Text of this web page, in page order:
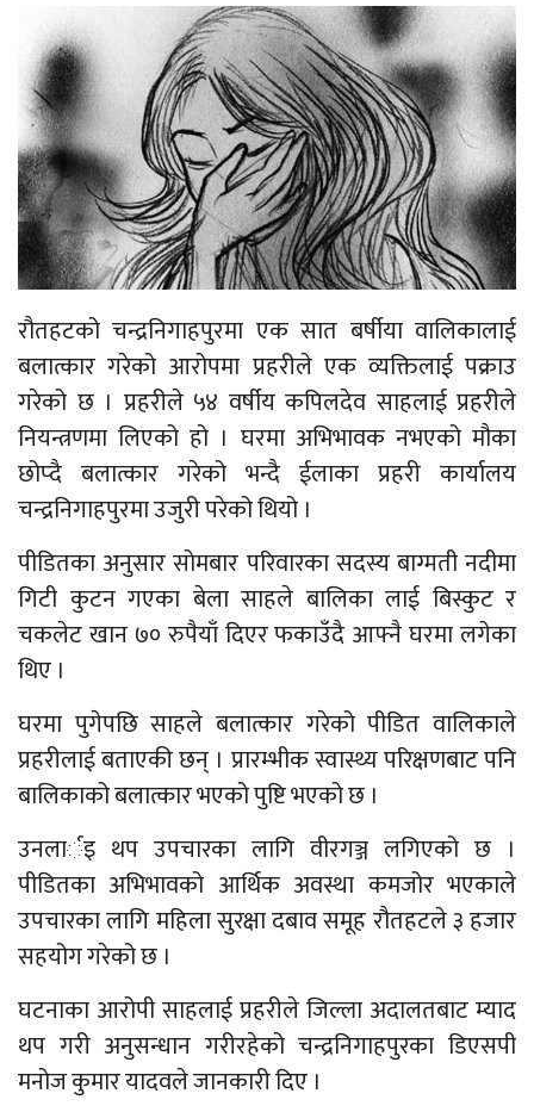
रौतहटको चन्द्रनिगाहपुरमा एक सात बर्षीया वालिकालाई
बलात्कार गरेको आरोपमा प्रहरीले एक व्यक्तिलाई पक्राउ
गरेको छ । प्रहरीले ५४ वर्षीय कपिलदेव साहलाई प्रहरीले
नियन्त्रणमा लिएको हो । घरमा अभिभावक नभएको मौका
छोप्दै बलात्कार गरेको भन्दै ईलाका प्रहरी कार्यालय
चन्द्रनिगाहपुरमा उजुरी परेको थियो ।
पीडितका अनुसार सोमबार परिवारका सदस्य बाग्मती नदीमा
गिटी कुटन गएका बेला साहले बालिका लाई बिस्कुट र
चकलेट खान ७० रुपैयाँ दिएर फकाउँदै आफ्नै घरमा लगेका
थिए ।
घरमा पुगेपछि साहले बलात्कार गरेको पीडित वालिकाले
प्रहरीलाई बताएकी छन् । प्रारम्भीक स्वास्थ्य परिक्षणबाट पनि
बालिकाको बलात्कार भएको पुष्टि भएको छ ।
उनलार्इ थप उपचारका लागि वीरगञ्ज लगिएको छ ।
पीडितका अभिभावको आर्थिक अवस्था कमजोर भएकाले
उपचारका लागि महिला सुरक्षा दबाव समूह रौतहटले ३ हजार
सहयोग गरेको छ ।
घटनाका आरोपी साहलाई प्रहरीले जिल्ला अदालतबाट म्याद
थप गरी अनुसन्धान गरीरहेको चन्द्रनिगाहपुरका डिएसपी
मनोज कुमार यादवले जानकारी दिए ।